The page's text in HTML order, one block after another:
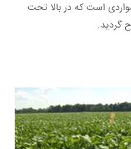
مواردی است که در بالا تحت
گردید.